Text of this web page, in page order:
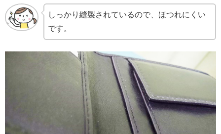
しっかり縫製されているので、ほつれにくい
です。